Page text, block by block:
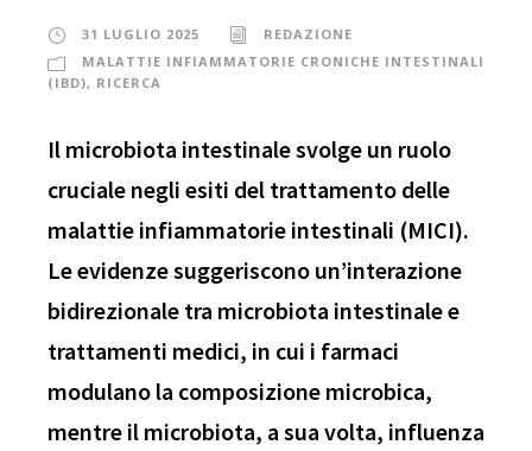
31 LUGLIO 2025
REDAZIONE
MALATTIE INFIAMMATORIE CRONICHE INTESTINALI
(IBD), RICERCA
Il microbiota intestinale svolge un ruolo
cruciale negli esiti del trattamento delle
malattie infiammatorie intestinali (MICI).
Le evidenze suggeriscono un’interazione
bidirezionale tra microbiota intestinale e
trattamenti medici, in cui i farmaci
modulano la composizione microbica,
mentre il microbiota, a sua volta, influenza